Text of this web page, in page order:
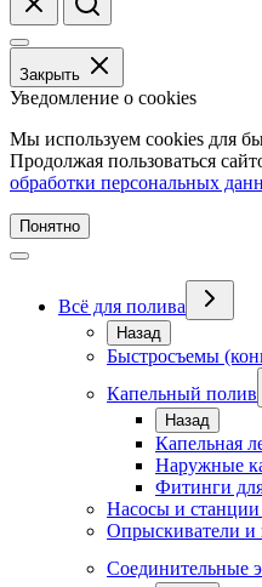
Закрыть
Уведомление о cookies
Мы используем cookies для
Продолжая пользоваться
обработки персональных
Понятно
Всё для полива
Назад
Быстросъемы
Капельный полив
Назад
Капельная
Наружные
Фитинги
Насосы и станции
Опрыскиватели
Соединительные